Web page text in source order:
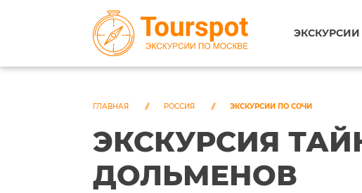
ЭКСКУРСИИ
ГЛАВНАЯ РОССИЯ ЭКСКУРСИИ ПО СОЧИ
ЭКСКУРСИЯ
ДОЛЬМЕНОВ